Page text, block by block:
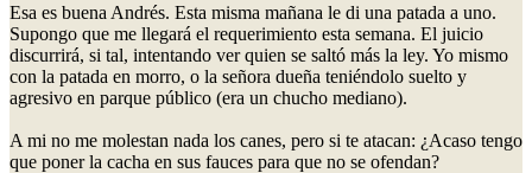
Esa es buena Andrés. Esta misma mañana le di una patada a uno.
Supongo que me llegará el requerimiento esta semana. El juicio
discurrirá, si tal, intentando ver quien se saltó más la ley. Yo mismo
con la patada en morro, o la señora dueña teniéndolo suelto y
agresivo en parque público (era un chucho mediano).
A mi no me molestan nada los canes, pero si te atacan: ¿Acaso tengo
que poner la cacha en sus fauces para que no se ofendan?